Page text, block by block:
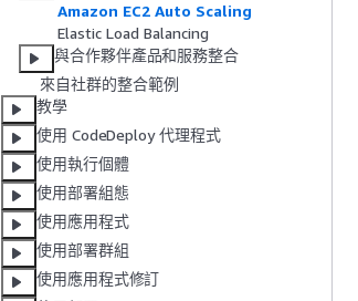
Amazon EC2 Auto Scaling
Elastic Load Balancing
與合作夥伴產品和服務整合
來自社群的整合範例
教學
使用 CodeDeploy 代理程式
使用執行個體
使用部署組態
使用應用程式
使用部署群組
使用應用程式修訂